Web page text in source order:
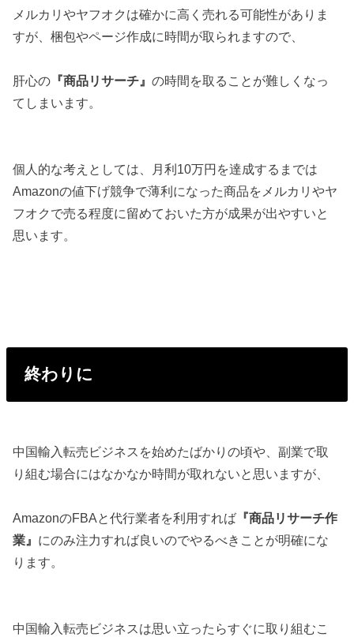
メルカリやヤフオクは確かに高く売れる可能性がありま
すが、梱包やページ作成に時間が取られますので、
肝心の 『商品リサーチ』の時間を取ることが難しくなっ
てしまいます。
個人的な考えとしては、月利10万円を達成するまでは
Amazonの値下げ競争で薄利になった商品をメルカリやヤ
フオクで売る程度に留めておいた方が成果が出やすいと
思います。
終わりに
中国輸入転売ビジネスを始めたばかりの頃や、副業で取
り組む場合にはなかなか時間が取れないと思いますが、
AmazonのFBAと代行業者を利用すれば 『商品リサーチ作
業』 にのみ注力すれば良いのでやるべきことが明確にな
ります。
中国輸入転売ビジネスは思い立ったらすぐに取り組むこ